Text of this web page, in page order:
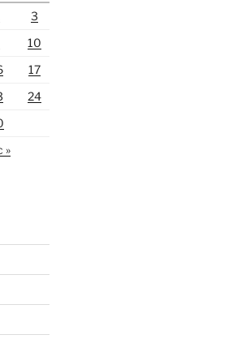
3
10
17
24
»